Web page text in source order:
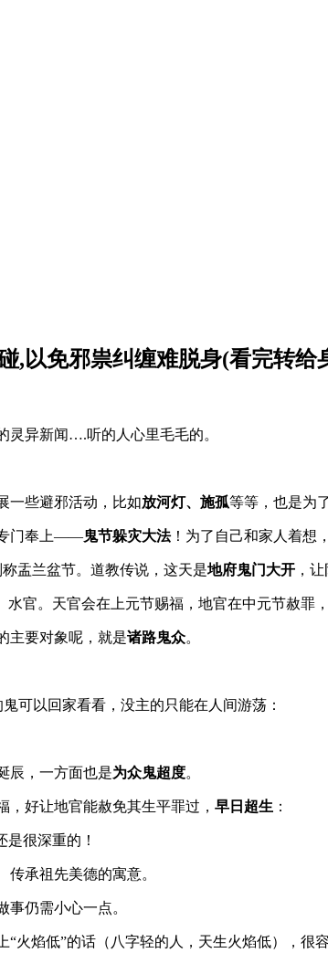
,以免邪祟纠缠难脱身(看完转给
灵异新闻….听的人心里毛毛的。
一些避邪活动，比如放河灯、施孤等等，也是为
专门奉上——鬼节躲灾大法！为了自己和家人着想
盂兰盆节。道教传说，这天是地府鬼门大开 ，
官。天官会在上元节赐福，地官在中元节赦罪
主要对象呢，就是诸路鬼众。
可以回家看看，没主的只能在人间游荡：
辰，一方面也是为众鬼超度。
好让地官能赦免其生平罪过， 早日超生 ：
很深重的！
传承祖先美德的寓意。
仍需小心一点。
“火焰低”的话（八字轻的人，天生火焰低），很